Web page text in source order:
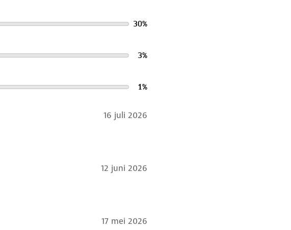
30%
3%
1%
16 juli 2026
12 juni 2026
17 mei 2026